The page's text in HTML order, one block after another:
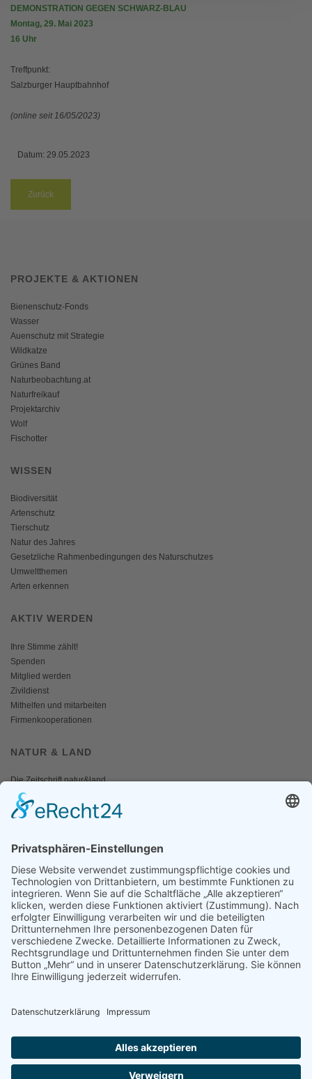
DEMONSTRATION GEGEN SCHWARZ-BLAU
Montag, 29. Mai 2023
16 Uhr
Treffpunkt:
Salzburger Hauptbahnhof
(online seit 16/05/2023)
Datum: 29.05.2023
Zurück
PROJEKTE & AKTIONEN
Bienenschutz-Fonds
Wasser
Auenschutz mit Strategie
Wildkatze
Grünes Band
Naturbeobachtung.at
Naturfreikauf
Projektarchiv
Wolf
Fischotter
WISSEN
Biodiversität
Artenschutz
Tierschutz
Natur des Jahres
Gesetzliche Rahmenbedingungen des Naturschutzes
Umweltthemen
Arten erkennen
AKTIV WERDEN
Ihre Stimme zählt!
Spenden
Mitglied werden
Zivildienst
Mithelfen und mitarbeiten
Firmenkooperationen
NATUR & LAND
Die Zeitschrift natur&land
Archiv
Mediadaten
Fotos und Logos
Presseaussendungen
Presse
Presseinformationen abonnieren
ÜBER UNS
Naturschutzbund
Naturschutzjugend
Sponsoren & Partner